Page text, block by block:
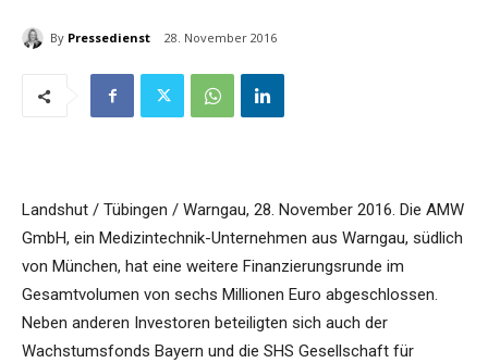
By Pressedienst 28. November 2016
Landshut / Tübingen / Warngau, 28. November 2016. Die AMW
GmbH, ein Medizintechnik-Unternehmen aus Warngau, südlich
von München, hat eine weitere Finanzierungsrunde im
Gesamtvolumen von sechs Millionen Euro abgeschlossen.
Neben anderen Investoren beteiligten sich auch der
Wachstumsfonds Bayern und die SHS Gesellschaft für